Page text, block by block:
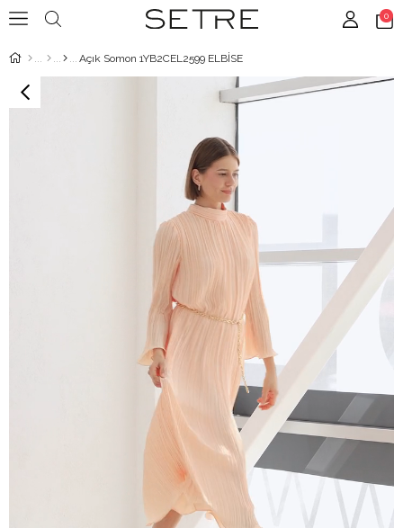
0
Açık Somon 1YB2CEL2599 ELBİSE